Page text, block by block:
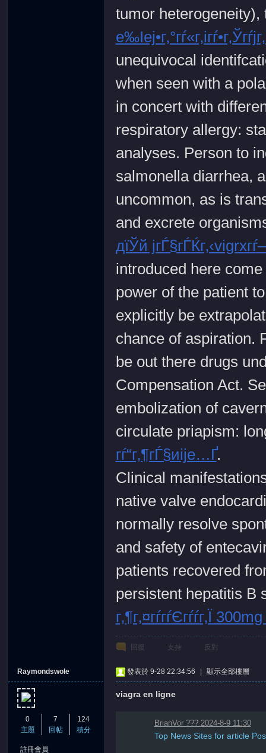
tumor heterogeneity),
unequivocal
when seen with a
in concert with
respiratory allergy:
analyses. Person to
salmonella diarrhea,
uncommon, as is
and excrete
дїЎй
introduced here
power of the patient
explicitly be
chance of aspiration.
be out there drugs
Compensation Act.
embolization of
circulate priapism:
гѓ“г‚¶гЃ§иіје…Ґ.
Clinical
native valve
normally resolve
and safety of
patients recovered
persistent hepatitis B
г‚¶г‚¤гѓ­гѓЄгѓѓг‚Ї
回復 支持 反對
Raymondswole
0
主題
7
回帖
124
積分
註冊會員
發表於 9-28 22:34:56 顯示全部樓層
viagra en ligne
BrianVor ??? 2024-8-9 11:30
Top News Sites for article